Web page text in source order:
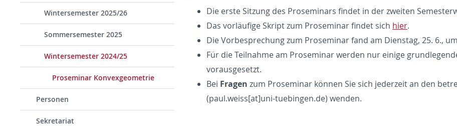
Wintersemester 2025/26
Sommersemester 2025
Wintersemester 2024/25
Proseminar Konvexgeometrie
Personen
Sekretariat
Die erste Sitzung des Proseminars findet in der zweiten
Das vorläufige Skript zum Proseminar findet sich hier.
Die Vorbesprechung zum Proseminar fand am Dienstag, 25. 6.,
Für die Teilnahme am Proseminar werden nur einige
vorausgesetzt.
Bei Fragen zum Proseminar können Sie sich jederzeit an den
(paul.weiss[at]uni-tuebingen.de) wenden.